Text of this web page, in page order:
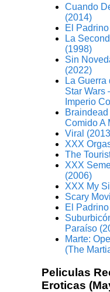
Cuando
(2014)
El
La
(1998)
Sin
(2022)
La
Star Wars
Imperio
Comido A
Viral
XXX
The
XXX
(2006)
XXX My
Scary
El
Paraíso
Marte:
(The
Peliculas
Eroticas